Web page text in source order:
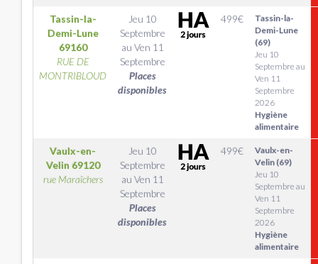
Tassin-la-
Demi-Lune
69160
RUE DE
MONTRIBLOUD
Jeu 10
Septembre
au Ven 11
Septembre
Places
disponibles
499€
Tassin-la-
Demi-Lune
(69)
Jeu 10
Septembre au
Ven 11
Septembre
2026
Hygiène
alimentaire
Vaulx-en-
Velin 69120
rue Maraîchers
Jeu 10
Septembre
au Ven 11
Septembre
Places
disponibles
499€
Vaulx-en-
Velin (69)
Jeu 10
Septembre au
Ven 11
Septembre
2026
Hygiène
alimentaire